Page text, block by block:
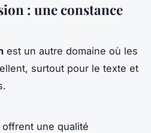
: une constance
est un autre domaine où les
surtout pour le texte et
offrent une qualité